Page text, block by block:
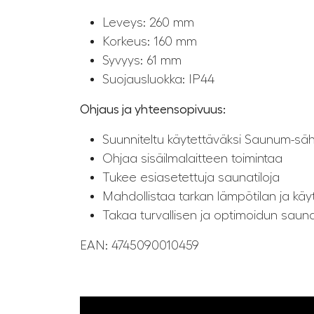
Leveys: 260 mm
Korkeus: 160 mm
Syvyys: 61 mm
Suojausluokka: IP44
Ohjaus ja yhteensopivuus:
Suunniteltu käytettäväksi Saunum-
Ohjaa sisäilmalaitteen toimintaa
Tukee esiasetettuja saunatiloja
Mahdollistaa tarkan lämpötilan ja
Takaa turvallisen ja optimoidun
EAN: 4745090010459